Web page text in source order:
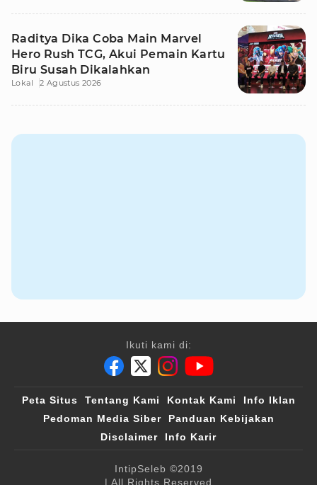
Raditya Dika Coba Main Marvel
Hero Rush TCG, Akui Pemain Kartu
Biru Susah Dikalahkan
Lokal 2 Agustus 2026
Ikuti kami di:
Peta Situs Tentang Kami Kontak Kami
Info Iklan
Pedoman Media Siber
Panduan Kebijakan
Disclaimer
Info Karir
IntipSeleb ©2019
| All Rights Reserved